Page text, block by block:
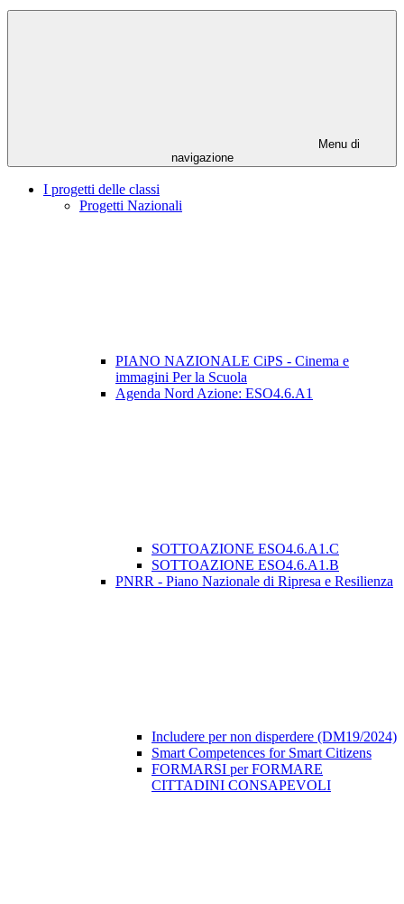
Menu di
navigazione
I progetti delle classi
Progetti Nazionali
PIANO NAZIONALE CiPS - Cinema e
immagini Per la Scuola
Agenda Nord Azione: ESO4.6.A1
SOTTOAZIONE ESO4.6.A1.C
SOTTOAZIONE ESO4.6.A1.B
PNRR - Piano Nazionale di Ripresa e Resilienza
Includere per non disperdere (DM19/2024)
Smart Competences for Smart Citizens
FORMARSI per FORMARE
CITTADINI CONSAPEVOLI